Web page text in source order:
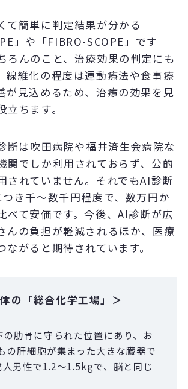
て簡単に判定結果が分かる
」や「FIBRO-SCOPE」です
ろんのこと、治療効果の判定にも
線維化の程度は運動療法や食事療
が見込めるため、治療の効果を見
ちます。
断は吹田病院や福井済生会病院な
関でしか利用されておらず、公的
されていません。それでもAI診断
き千～数千円程度で、数万円か
べて安価です。今後、AI診断が広
んの負担が軽減されるほか、医療
ながると期待されています。
の「総合化学工場」＞
の肋骨に守られた位置にあり、お
の肝細胞が集まった大きな臓器で
人男性で1.2～1.5kgで、脳と同じ